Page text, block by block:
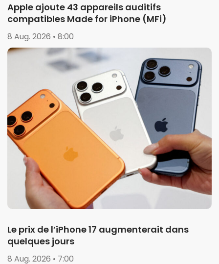
Apple ajoute 43 appareils auditifs
compatibles Made for iPhone (MFi)
8 Aug. 2026 • 8:00
Le prix de l’iPhone 17 augmenterait dans
quelques jours
8 Aug. 2026 • 7:00